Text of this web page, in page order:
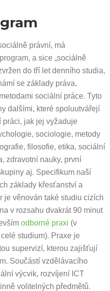
právní, má
a sice „sociálně
do tří let denního studia,
se základy práva,
sociální práce. Tyto
dalšími, které spoluutvářejí
jak jej vyžaduje
sociologie, metody
filosofie, etika, sociální
zdravotní nauky, první
aj. Specifikum naší
základy křesťanství a
je věnován také studiu cizích
v rozsahu dvakrát 90 minut
odborné praxi (v
studium). Praxe je
supervizí, kterou zajišťují
Součástí vzdělávacího
výcvik, rozvíjení ICT
volitelných předmětů.